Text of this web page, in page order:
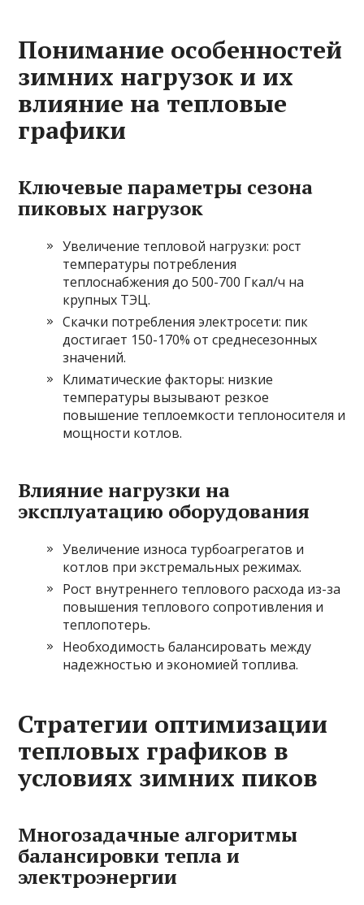
Понимание особенностей
зимних нагрузок и их
влияние на тепловые
графики
Ключевые параметры сезона
пиковых нагрузок
Увеличение тепловой нагрузки: рост
температуры потребления
теплоснабжения до 500-700 Гкал/ч на
крупных ТЭЦ.
Скачки потребления электросети: пик
достигает 150-170% от среднесезонных
значений.
Климатические факторы: низкие
температуры вызывают резкое
повышение теплоемкости теплоносителя и
мощности котлов.
Влияние нагрузки на
эксплуатацию оборудования
Увеличение износа турбоагрегатов и
котлов при экстремальных режимах.
Рост внутреннего теплового расхода из-за
повышения теплового сопротивления и
теплопотерь.
Необходимость балансировать между
надежностью и экономией топлива.
Стратегии оптимизации
тепловых графиков в
условиях зимних пиков
Многозадачные алгоритмы
балансировки тепла и
электроэнергии